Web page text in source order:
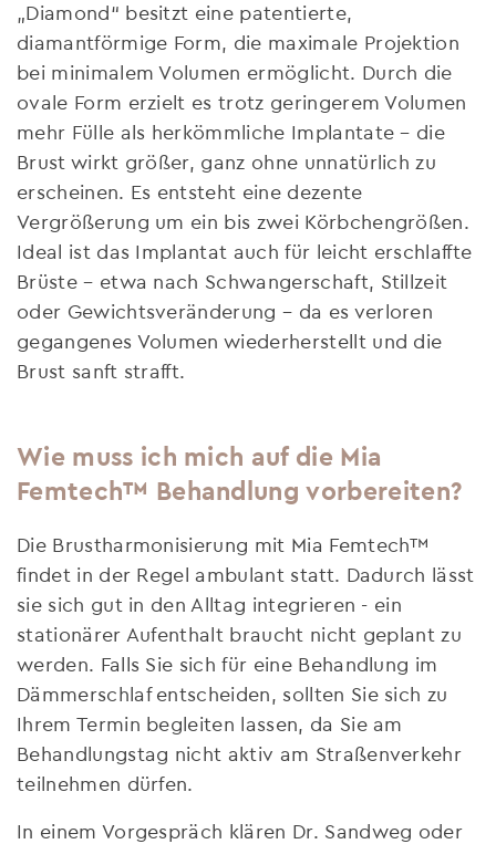
„Diamond“ besitzt eine patentierte,
diamantförmige Form, die maximale Projektion
bei minimalem Volumen ermöglicht. Durch die
ovale Form erzielt es trotz geringerem Volumen
mehr Fülle als herkömmliche Implantate – die
Brust wirkt größer, ganz ohne unnatürlich zu
erscheinen. Es entsteht eine dezente
Vergrößerung um ein bis zwei Körbchengrößen.
Ideal ist das Implantat auch für leicht erschlaffte
Brüste – etwa nach Schwangerschaft, Stillzeit
oder Gewichtsveränderung – da es verloren
gegangenes Volumen wiederherstellt und die
Brust sanft strafft.
Wie muss ich mich auf die Mia
Femtech™ Behandlung vorbereiten?
Die Brustharmonisierung mit Mia Femtech™
findet in der Regel ambulant statt. Dadurch lässt
sie sich gut in den Alltag integrieren - ein
stationärer Aufenthalt braucht nicht geplant zu
werden. Falls Sie sich für eine Behandlung im
Dämmerschlaf entscheiden, sollten Sie sich zu
Ihrem Termin begleiten lassen, da Sie am
Behandlungstag nicht aktiv am Straßenverkehr
teilnehmen dürfen.
In einem Vorgespräch klären Dr. Sandweg oder